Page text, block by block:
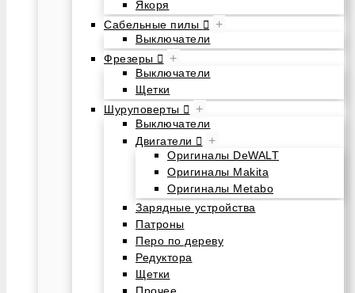
Якоря
Сабельные пилы
+
Выключатели
Фрезеры
+
Выключатели
Щетки
Шуруповерты
+
Выключатели
Двигатели
+
Оригиналы DeWALT
Оригиналы Makita
Оригиналы Metabo
Зарядные устройства
Патроны
Перо по дереву
Редуктора
Щетки